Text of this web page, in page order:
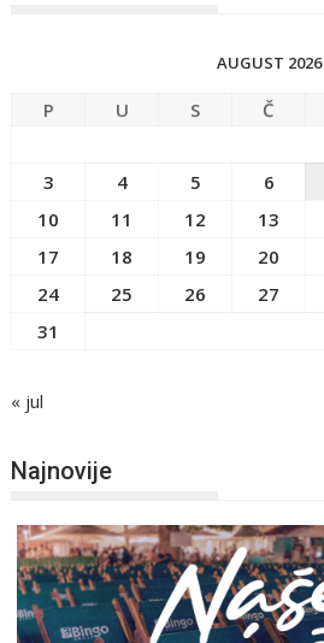
AUGUST 2026
P U S Č
3
4 5 6
10
11 12 13
17
18 19 20
24
25 26 27
31
« jul
Najnovije